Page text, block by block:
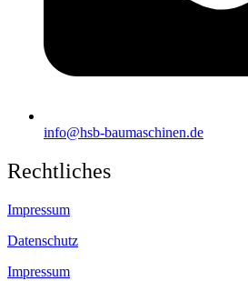
info@hsb-baumaschinen.de
Rechtliches
Impressum
Datenschutz
Impressum